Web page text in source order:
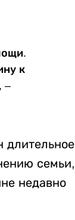
к
–
длительное
семьи,
недавно